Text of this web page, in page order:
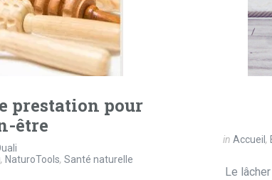
prestation pour
être
, NaturoTools, Santé naturelle
in Accueil ,
Le